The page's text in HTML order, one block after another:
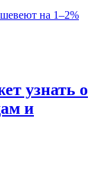
на 1–2%
узнать о
и